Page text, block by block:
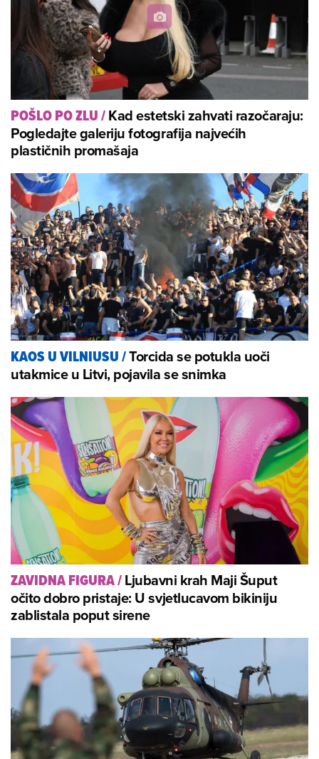
POŠLO PO ZLU/Kad estetski zahvati razočaraju:
Pogledajte galeriju fotografija najvećih
plastičnih promašaja
KAOS U VILNIUSU/Torcida se potukla uoči
utakmice u Litvi, pojavila se snimka
ZAVIDNA FIGURA/Ljubavni krah Maji Šuput
očito dobro pristaje: U svjetlucavom bikiniju
zablistala poput sirene